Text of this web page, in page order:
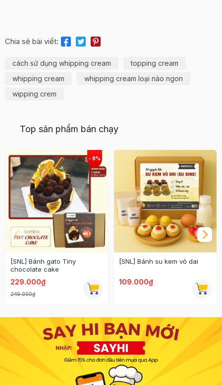
Chia sẻ bài viết:
cách sử dụng whipping cream
topping cream
whipping cream
whipping cream loại nào ngon
wipping crem
Top sản phẩm bán chạy
[SNL] Bánh gato Tiny
chocolate cake
229.000₫
249.000₫
[SNL] Bánh su kem vỏ dai
109.000₫